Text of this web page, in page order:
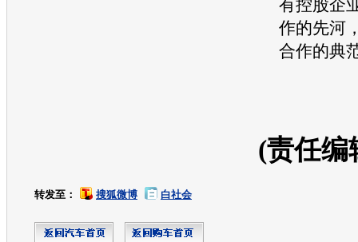
有控股企
作的先河
合作的典
(责任编
转发至： 搜狐微博 白社会